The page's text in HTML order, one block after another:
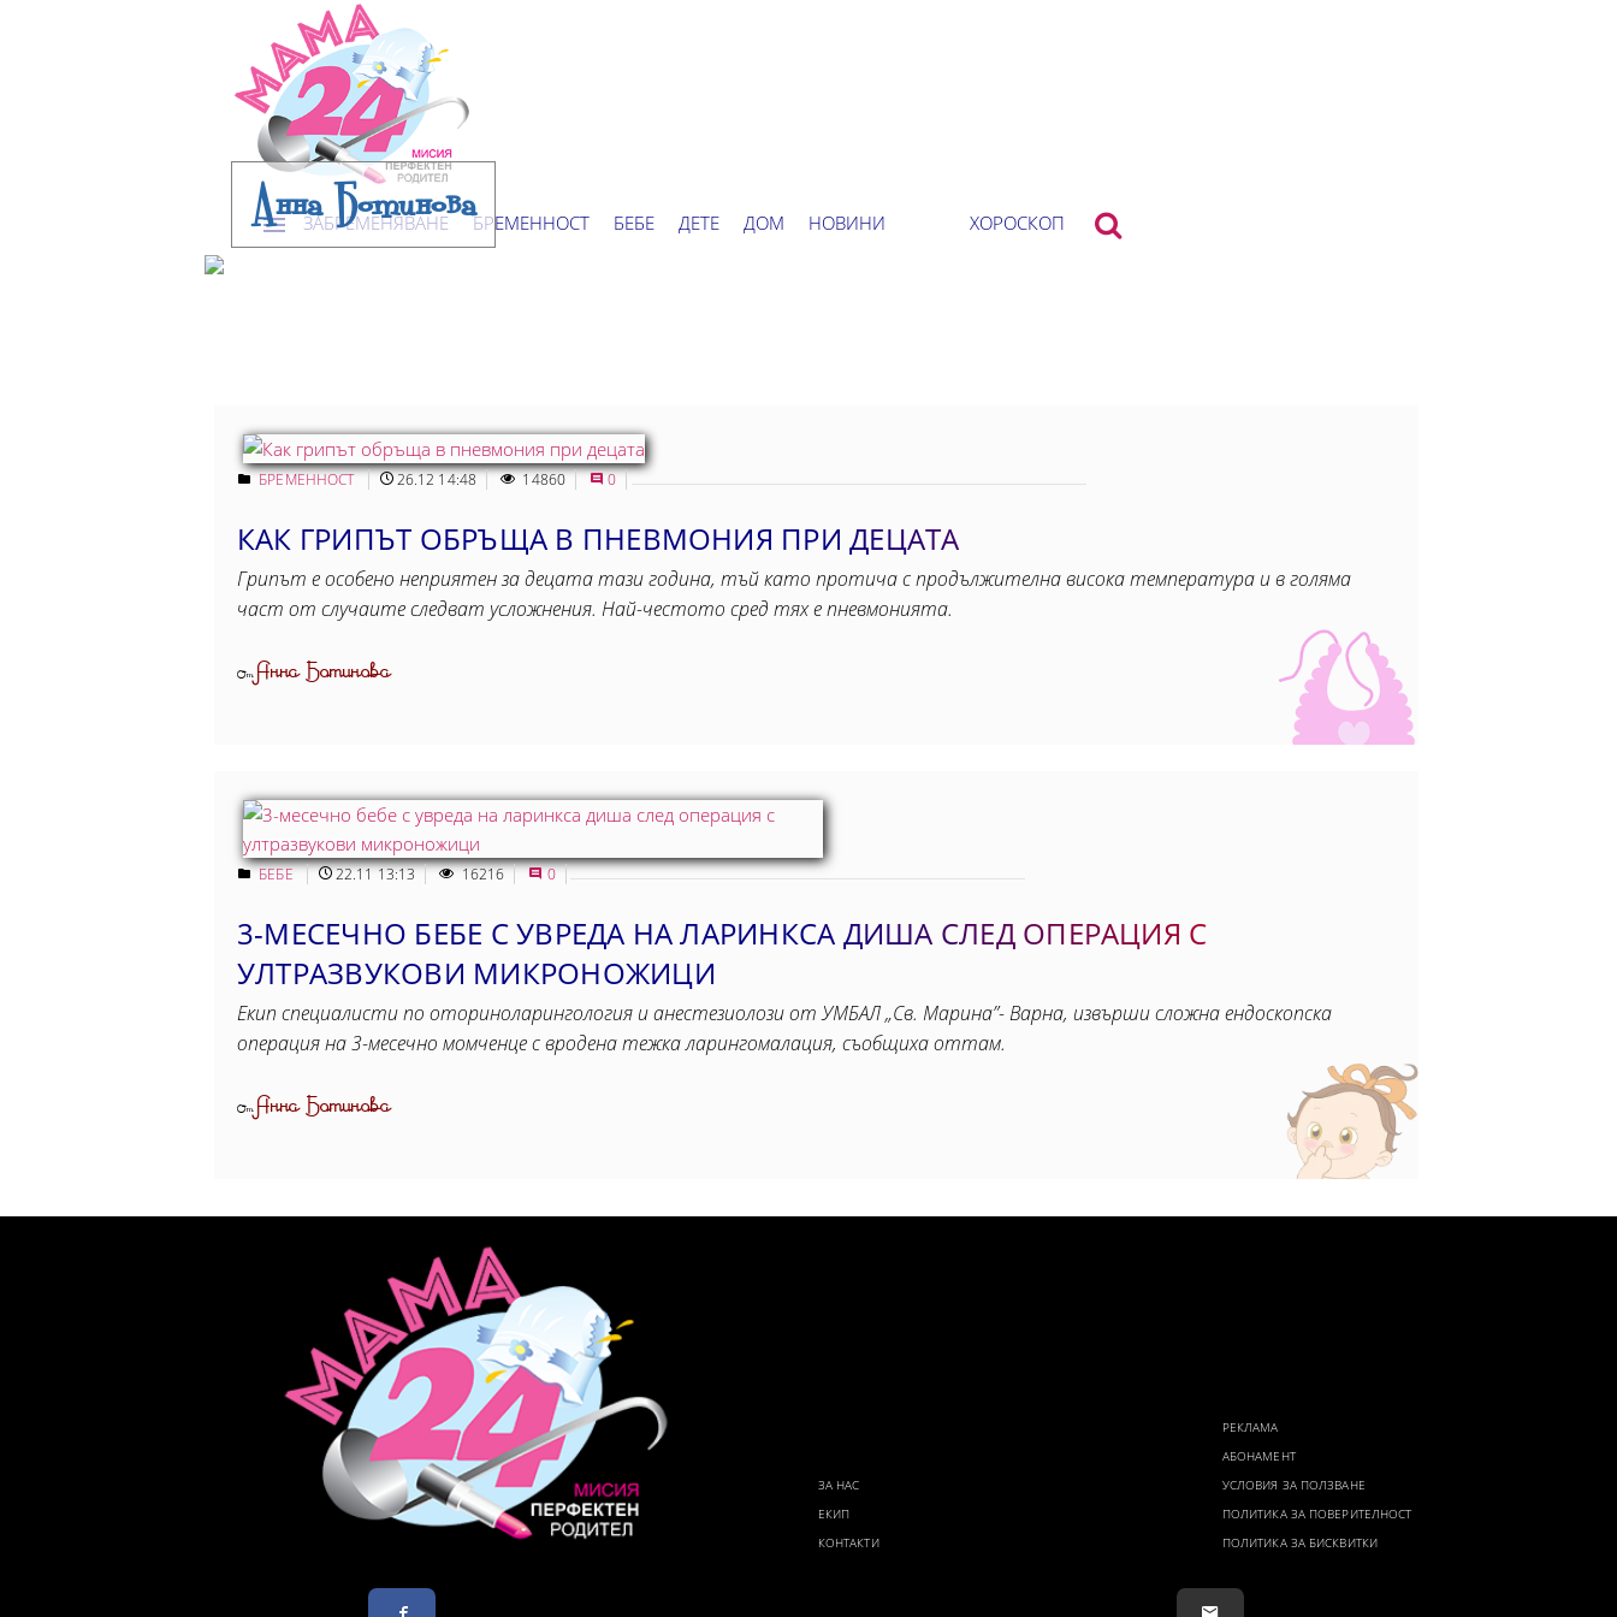
ЗАБРЕМЕНЯВАНЕ БРЕМЕННОСТ БЕБЕ ДЕТЕ ДОМ НОВИНИ ХОРОСКОП
Анна Ботинова
БРЕМЕННОСТ 26.12 14:48 14860 0
КАК ГРИПЪТ ОБРЪЩА В ПНЕВМОНИЯ ПРИ ДЕЦАТА
Грипът е особено неприятен за децата тази година, тъй като протича с продължителна висока температура и в голяма
част от случаите следват усложнения. Най-честото сред тях е пневмонията.
От Анна Ботинова
БЕБЕ 22.11 13:13 16216 0
3-МЕСЕЧНО БЕБЕ С УВРЕДА НА ЛАРИНКСА ДИША СЛЕД ОПЕРАЦИЯ С
УЛТРАЗВУКОВИ МИКРОНОЖИЦИ
Екип специалисти по оториноларингология и анестезиолози от УМБАЛ „Св. Марина”- Варна, извърши сложна ендоскопска
операция на 3-месечно момченце с вродена тежка ларингомалация, съобщиха оттам.
От Анна Ботинова
ЗА НАС
ЕКИП
КОНТАКТИ
РЕКЛАМА
АБОНАМЕНТ
УСЛОВИЯ ЗА ПОЛЗВАНЕ
ПОЛИТИКА ЗА ПОВЕРИТЕЛНОСТ
ПОЛИТИКА ЗА БИСКВИТКИ